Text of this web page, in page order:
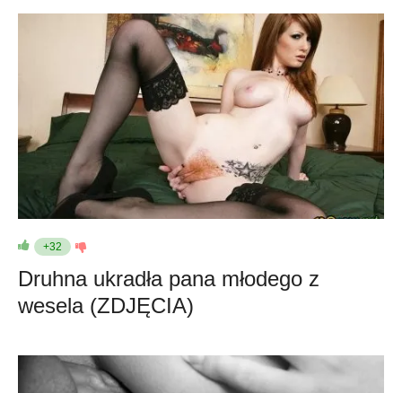
+32
Druhna ukradła pana młodego z
wesela (ZDJĘCIA)